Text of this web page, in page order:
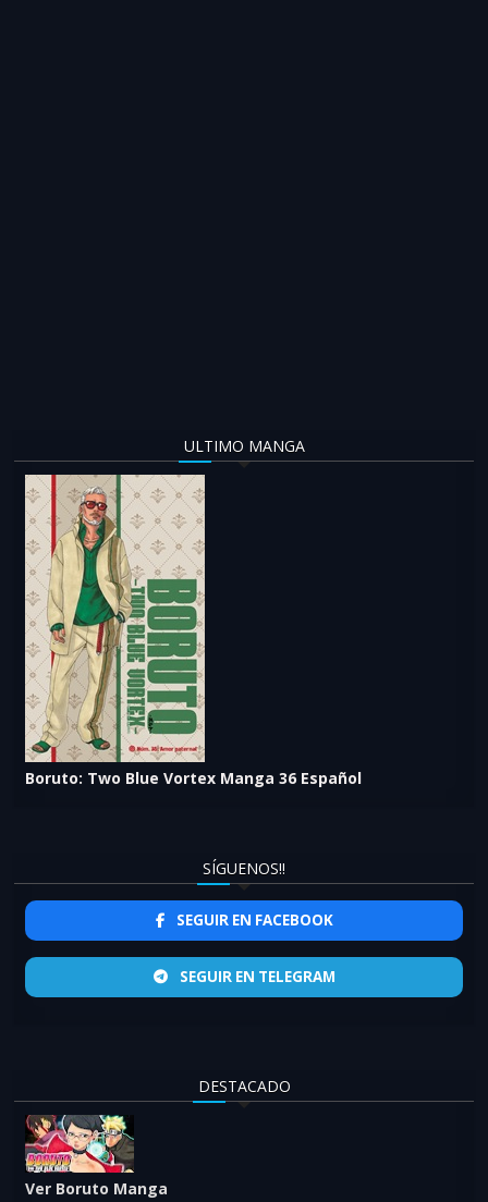
ULTIMO MANGA
Boruto: Two Blue Vortex Manga 36 Español
SÍGUENOS!!
SEGUIR EN FACEBOOK
SEGUIR EN TELEGRAM
DESTACADO
Ver Boruto Manga